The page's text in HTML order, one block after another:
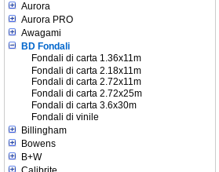
Aurora
Aurora PRO
Awagami
BD Fondali
Fondali di carta 1.36x11m
Fondali di carta 2.18x11m
Fondali di carta 2.72x11m
Fondali di carta 2.72x25m
Fondali di carta 3.6x30m
Fondali di vinile
Billingham
Bowens
B+W